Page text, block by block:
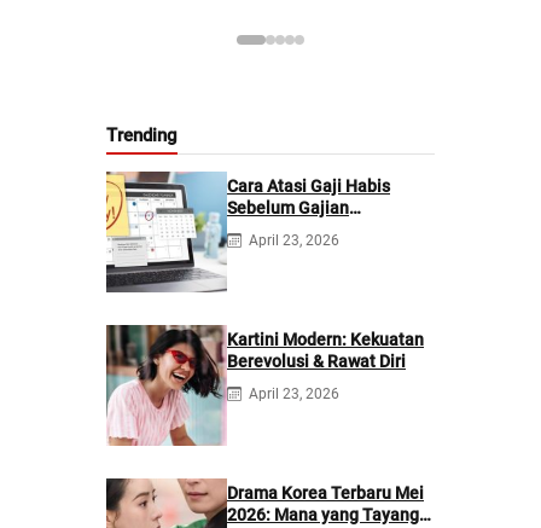
Trending
Cara Atasi Gaji Habis
Sebelum Gajian
Berikutnya
April 23, 2026
Kartini Modern: Kekuatan
Berevolusi & Rawat Diri
April 23, 2026
Drama Korea Terbaru Mei
2026: Mana yang Tayang